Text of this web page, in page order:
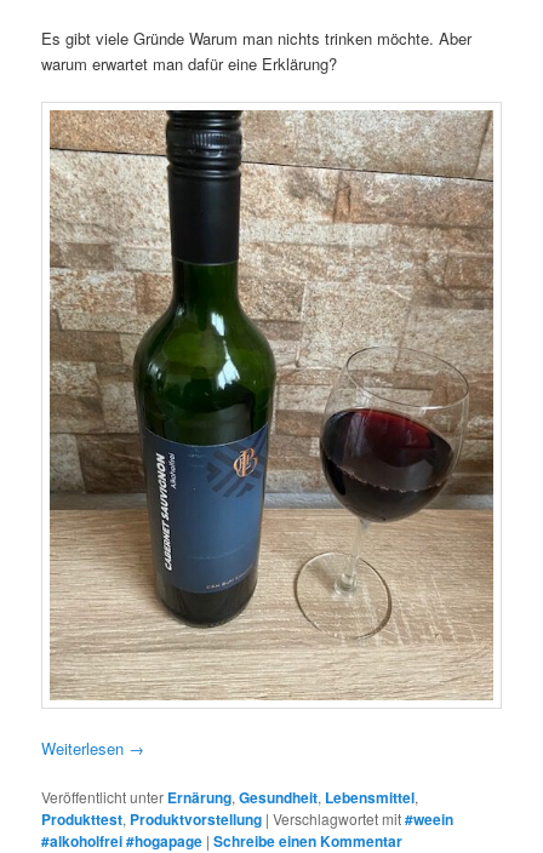
Es gibt viele Gründe Warum man nichts trinken möchte. Aber
warum erwartet man dafür eine Erklärung?
Weiterlesen →
Veröffentlicht unter Ernärung,Gesundheit, Lebensmittel,
Produkttest, Produktvorstellung |Verschlagwortet mit#weein
#alkoholfrei #hogapage |Schreibe einen Kommentar